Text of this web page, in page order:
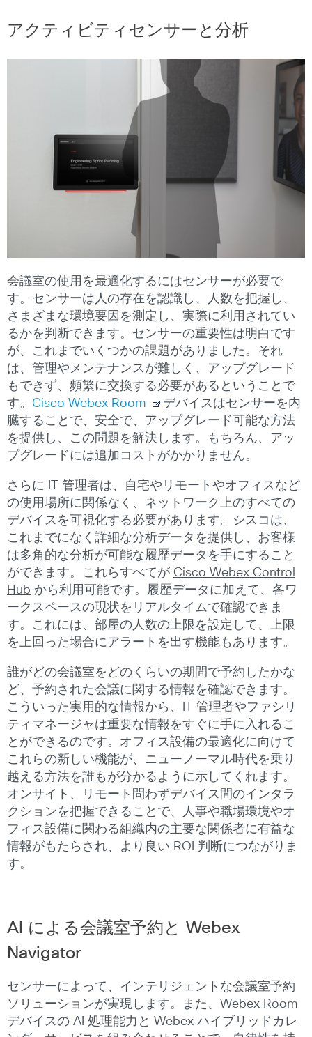
アクティビティセンサーと分析
会議室の使用を最適化するにはセンサーが必要で
す。センサーは人の存在を認識し、人数を把握し、
さまざまな環境要因を測定し、実際に利用されてい
るかを判断できます。センサーの重要性は明白です
が、これまでいくつかの課題がありました。それ
は、管理やメンテナンスが難しく、アップグレード
もできず、頻繁に交換する必要があるということで
す。 Cisco Webex Room
デバイスはセンサーを内
臓することで、安全で、アップグレード可能な方法
を提供し、この問題を解決します。もちろん、アッ
プグレードには追加コストがかかりません。
さらに IT 管理者は、自宅やリモートやオフィスなど
の使用場所に関係なく、ネットワーク上のすべての
デバイスを可視化する必要があります。シスコは、
これまでになく詳細な分析データを提供し、お客様
は多角的な分析が可能な履歴データを手にすること
ができます。これらすべてが Cisco Webex Control
Hub から利用可能です。履歴データに加えて、各ワ
ークスペースの現状をリアルタイムで確認できま
す。これには、部屋の人数の上限を設定して、上限
を上回った場合にアラートを出す機能もあります。
誰がどの会議室をどのくらいの期間で予約したかな
ど、予約された会議に関する情報を確認できます。
こういった実用的な情報から、IT 管理者やファシリ
ティマネージャは重要な情報をすぐに手に入れるこ
とができるのです。オフィス設備の最適化に向けて
これらの新しい機能が、ニューノーマル時代を乗り
越える方法を誰もが分かるように示してくれます。
オンサイト、リモート問わずデバイス間のインタラ
クションを把握できることで、人事や職場環境やオ
フィス設備に関わる組織内の主要な関係者に有益な
情報がもたらされ、より良い ROI 判断につながりま
す。
AI による会議室予約と Webex
Navigator
センサーによって、インテリジェントな会議室予約
ソリューションが実現します。また、Webex Room
デバイスの AI 処理能力と Webex ハイブリッドカレ